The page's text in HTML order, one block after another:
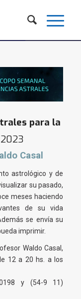
para la
2023
Casal
astrológico y de
su pasado,
meses haciendo
de su vida
se envía su
imprimir.
Waldo Casal,
12 a 20 hs. a los
y (54-9 11)